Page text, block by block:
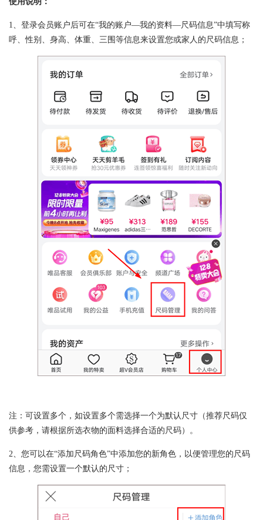
1、登录会员账户后可在“我的账户—我的资料—尺码信息”中填写称
呼、性别、身高、体重、三围等信息来设置您或家人的尺码信息；
注：可设置多个，如设置多个需选择一个为默认尺寸（推荐尺码仅
供参考，请根据所选衣物的面料选择合适的尺码）。
2、您可以在“添加尺码角色”中添加您的新角色，以便管理您的尺码
信息，您需设置一个默认的尺寸；